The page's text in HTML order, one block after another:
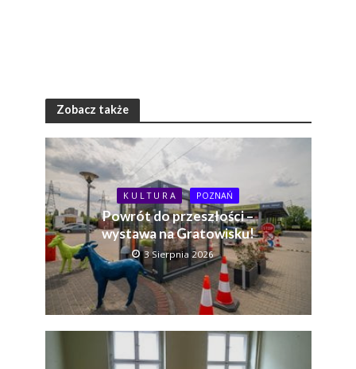
Zobacz także
K U L T U R A POZNAŃ
Powrót do przeszłości –
wystawa na Gratowisku!
3 Sierpnia 2026